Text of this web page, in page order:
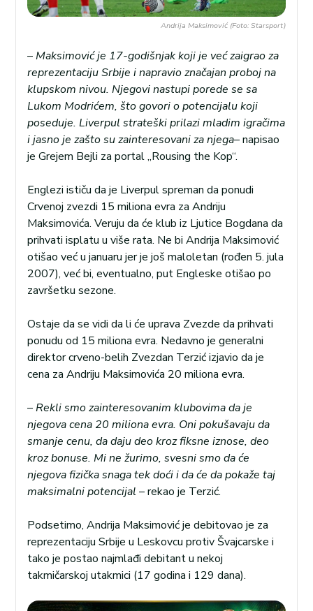
Andrija Maksimović (Foto: Starsport)
–Maksimović je 17-godišnjak koji je već zaigrao za
reprezentaciju Srbije i napravio značajan proboj na
klupskom nivou. Njegovi nastupi porede se sa
Lukom Modrićem, što govori o potencijalu koji
poseduje. Liverpul strateški prilazi mladim igračima
i jasno je zašto su zainteresovani za njega– napisao
je Grejem Bejli za portal „Rousing the Kop“.
Englezi ističu da je Liverpul spreman da ponudi
Crvenoj zvezdi 15 miliona evra za Andriju
Maksimovića. Veruju da će klub iz Ljutice Bogdana da
prihvati isplatu u više rata. Ne bi Andrija Maksimović
otišao već u januaru jer je još maloletan (rođen 5. jula
2007), već bi, eventualno, put Engleske otišao po
završetku sezone.
Ostaje da se vidi da li će uprava Zvezde da prihvati
ponudu od 15 miliona evra. Nedavno je generalni
direktor crveno-belih Zvezdan Terzić izjavio da je
cena za Andriju Maksimovića 20 miliona evra.
–Rekli smo zainteresovanim klubovima da je
njegova cena 20 miliona evra. Oni pokušavaju da
smanje cenu, da daju deo kroz fiksne iznose, deo
kroz bonuse. Mi ne žurimo, svesni smo da će
njegova fizička snaga tek doći i da će da pokaže taj
maksimalni potencijal – rekao je Terzić.
Podsetimo, Andrija Maksimović je debitovao je za
reprezentaciju Srbije u Leskovcu protiv Švajcarske i
tako je postao najmlađi debitant u nekoj
takmičarskoj utakmici (17 godina i 129 dana).